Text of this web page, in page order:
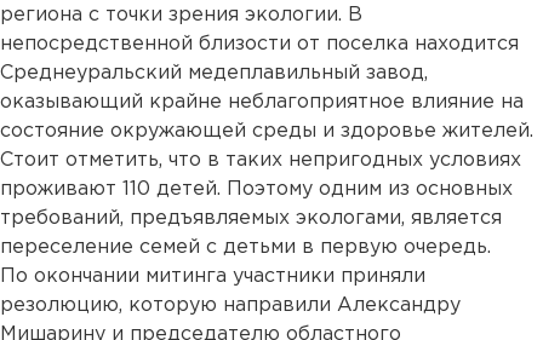
региона с точки зрения экологии. В
непосредственной близости от поселка находится
Среднеуральский медеплавильный завод,
оказывающий крайне неблагоприятное влияние на
состояние окружающей среды и здоровье жителей.
Стоит отметить, что в таких непригодных условиях
проживают 110 детей. Поэтому одним из основных
требований, предъявляемых экологами, является
переселение семей с детьми в первую очередь.
По окончании митинга участники приняли
резолюцию, которую направили Александру
Мишарину и председателю областного